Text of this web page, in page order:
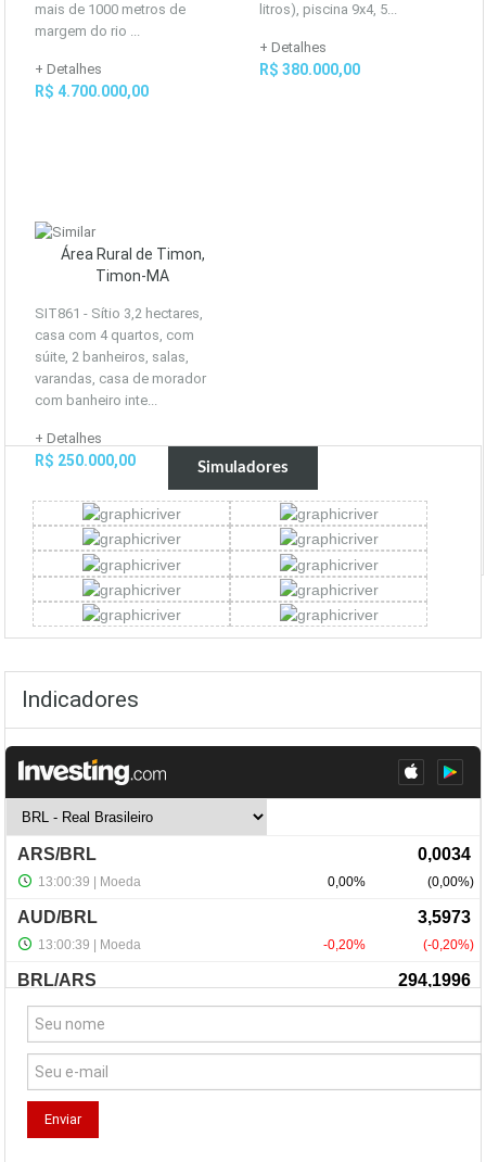
mais de 1000 metros de
margem do rio ...
+ Detalhes
R$ 4.700.000,00
litros), piscina 9x4, 5...
+ Detalhes
R$ 380.000,00
Área Rural de Timon,
Timon-MA
SIT861 - Sítio 3,2 hectares,
casa com 4 quartos, com
súite, 2 banheiros, salas,
varandas, casa de morador
com banheiro inte...
+ Detalhes
R$ 250.000,00 Simuladores
Indicadores
NewsLetter